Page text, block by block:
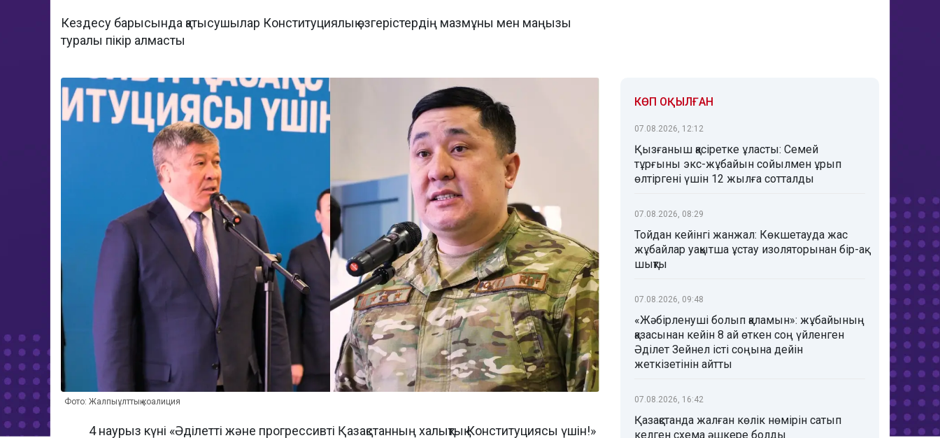
Кездесу барысында қатысушылар Конституциялық өзгерістердің мазмұны мен маңызы
туралы пікір алмасты
Фото: Жалпыұлттық коалиция
4 наурыз күні «Әділетті және прогрессивті Қазақстанның халықтық Конституциясы үшін!»
КӨП ОҚЫЛҒАН
07.08.2026, 12:12
Қызғаныш қасіретке ұласты: Семей
тұрғыны экс-жұбайын сойылмен ұрып
өлтіргені үшін 12 жылға сотталды
07.08.2026, 08:29
Тойдан кейінгі жанжал: Көкшетауда жас
жұбайлар уақытша ұстау изоляторынан бір-ақ
шықты
07.08.2026, 09:48
«Жәбірленуші болып қаламын»: жұбайының
қазасынан кейін 8 ай өткен соң үйленген
Әділет Зейнел істі соңына дейін
жеткізетінін айтты
07.08.2026, 16:42
Қазақстанда жалған көлік нөмірін сатып
келген схема әшкере болды